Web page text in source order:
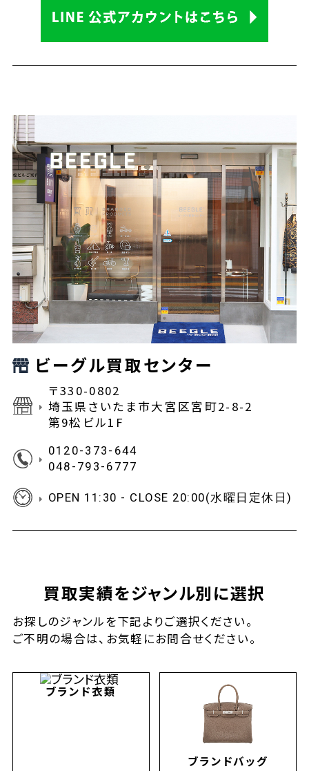
ビーグル買取センター
〒330-0802
埼玉県さいたま市大宮区宮町2-8-2
第9松ビル1F
0120-373-644
048-793-6777
OPEN 11:30 - CLOSE 20:00(水曜日定休日)
買取実績をジャンル別に選択
お探しのジャンルを下記よりご選択ください。
ご不明の場合は、お気軽にお問合せください。
ブランド衣類
ブランドバッグ